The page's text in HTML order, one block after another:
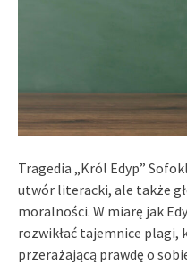
Tragedia „Król Edyp”
utwór literacki, ale także
moralności. W miarę jak
rozwikłać tajemnice plagi,
przerażającą prawdę o